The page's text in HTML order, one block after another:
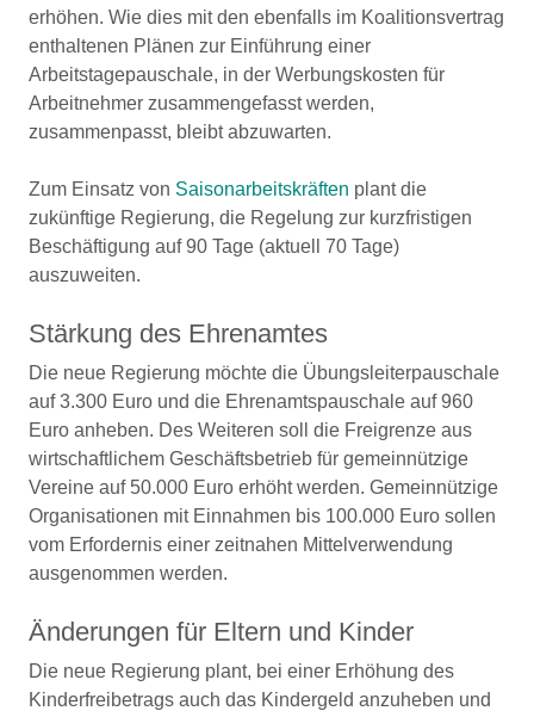
erhöhen. Wie dies mit den ebenfalls im Koalitionsvertrag
enthaltenen Plänen zur Einführung einer
Arbeitstagepauschale, in der Werbungskosten für
Arbeitnehmer zusammengefasst werden,
zusammenpasst, bleibt abzuwarten.
Zum Einsatz von Saisonarbeitskräften plant die
zukünftige Regierung, die Regelung zur kurzfristigen
Beschäftigung auf 90 Tage (aktuell 70 Tage)
auszuweiten.
Stärkung des Ehrenamtes
Die neue Regierung möchte die Übungsleiterpauschale
auf 3.300 Euro und die Ehrenamtspauschale auf 960
Euro anheben. Des Weiteren soll die Freigrenze aus
wirtschaftlichem Geschäftsbetrieb für gemeinnützige
Vereine auf 50.000 Euro erhöht werden. Gemeinnützige
Organisationen mit Einnahmen bis 100.000 Euro sollen
vom Erfordernis einer zeitnahen Mittelverwendung
ausgenommen werden.
Änderungen für Eltern und Kinder
Die neue Regierung plant, bei einer Erhöhung des
Kinderfreibetrags auch das Kindergeld anzuheben und